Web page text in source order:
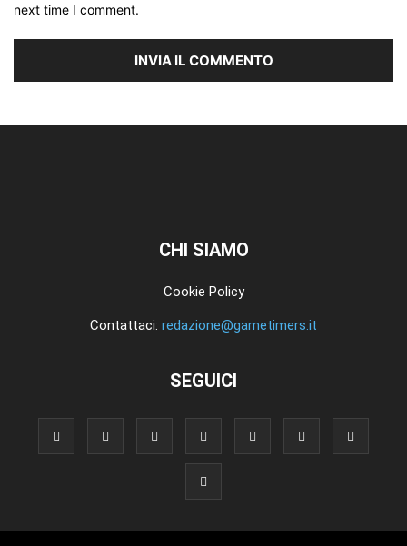
next time I comment.
CHI SIAMO
Cookie Policy
Contattaci: redazione@gametimers.it
SEGUICI